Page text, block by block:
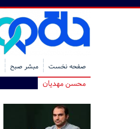
صفحه نخست مبشر صبح
محسن مهدیان